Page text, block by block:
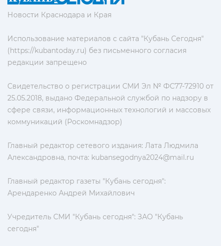
Новости Краснодара и Края
Использование материалов с сайта "Кубань Сегодня"
(https://kubantoday.ru) без письменного согласия
редакции запрещено
Свидетельство о регистрации СМИ Эл № ФС77-72910 от
25.05.2018, выдано Федеральной службой по надзору в
сфере связи, информационных технологий и массовых
коммуникаций (Роскомнадзор)
Главный редактор сетевого издания: Лата Людмила
Александровна, почта: kubansegodnya2024@mail.ru
Главный редактор газеты "Кубань сегодня":
Арендаренко Андрей Михайлович
Учредитель СМИ "Кубань сегодня": ЗАО "Кубань
сегодня"